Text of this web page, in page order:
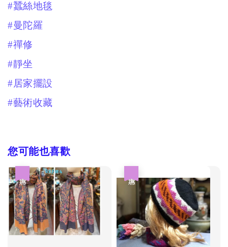
#蠶絲地毯
#曼陀羅
#禪修
#靜坐
#居家擺設
#藝術收藏
您可能也喜歡